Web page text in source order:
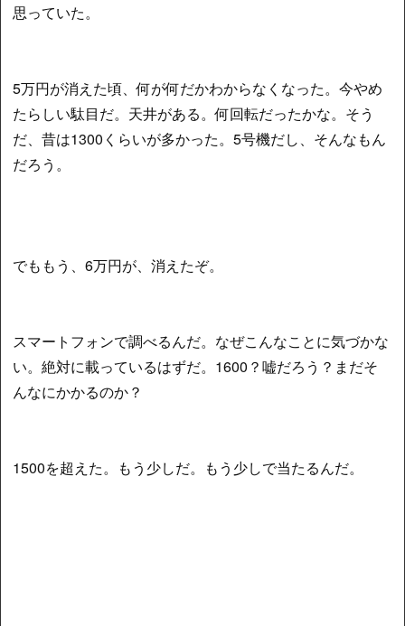
思っていた。
5万円が消えた頃、何が何だかわからなくなった。今やめ
たらしい駄目だ。天井がある。何回転だったかな。そう
だ、昔は1300くらいが多かった。5号機だし、そんなもん
だろう。
でももう、6万円が、消えたぞ。
スマートフォンで調べるんだ。なぜこんなことに気づかな
い。絶対に載っているはずだ。1600？嘘だろう？まだそ
んなにかかるのか？
1500を超えた。もう少しだ。もう少しで当たるんだ。